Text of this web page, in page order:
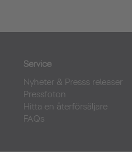
Service
Nyheter & Presss releaser
Pressfoton
Hitta en återförsäljare
FAQs